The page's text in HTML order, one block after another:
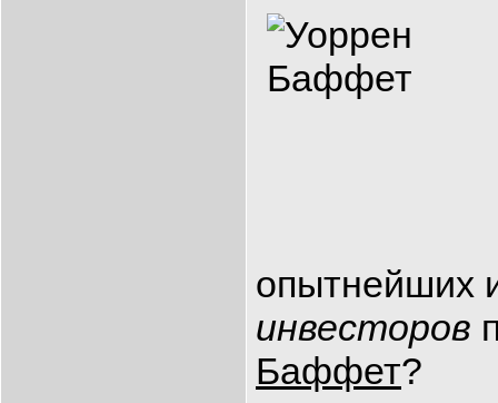
опытнейших
инвесторов
Баффет?